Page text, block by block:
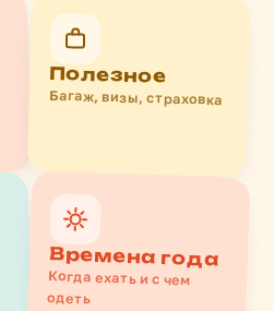
Полезное
Багаж, визы, страховка
Времена года
Когда ехать и с чем
одеть